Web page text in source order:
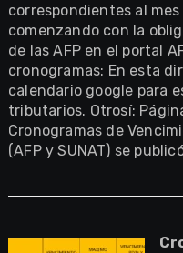
correspondientes al
comenzando con la
de las AFP en el portal
cronogramas: En esta
calendario google para
tributarios. Otrosí:
Cronogramas de
(AFP y SUNAT) se